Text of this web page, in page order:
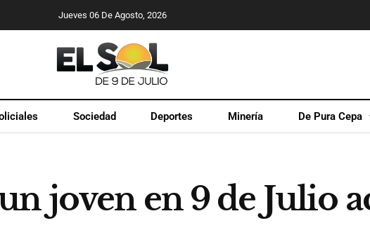
Jueves 06 De Agosto, 2026
Sociedad Deportes Minería De Pura Cepa
joven en 9 de Julio